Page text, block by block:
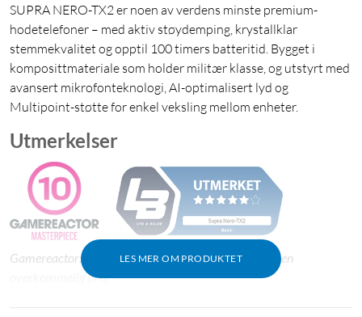
SUPRA NERO-TX2 er noen av verdens minste premium-
hodetelefoner – med aktiv støydemping, krystallklar
stemmekvalitet og opptil 100 timers batteritid. Bygget i
komposittmateriale som holder militær klasse, og utstyrt med
avansert mikrofonteknologi, AI-optimalisert lyd og
Multipoint-støtte for enkel veksling mellom enheter.
LES MER OM PRODUKTET
Utmerkelser
Gamereactor: "Du finner ikke bedre hodetelefoner til en
overkommelig pris."